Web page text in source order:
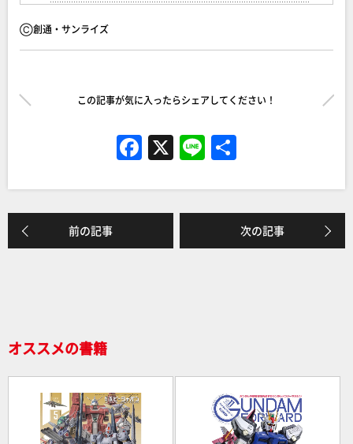
Ⓒ創通・サンライズ
この記事が気に入ったらシェアしてください！
F
a
c
e
b
X Li
n
e
前の記事 次の記事
オススメの書籍